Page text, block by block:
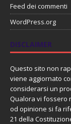
Feed dei commenti
WordPress.org
DISCLAIMER
Questo sito non
viene aggiornato
considerarsi un
Qualora vi fossero
od opinione si fa
21 della